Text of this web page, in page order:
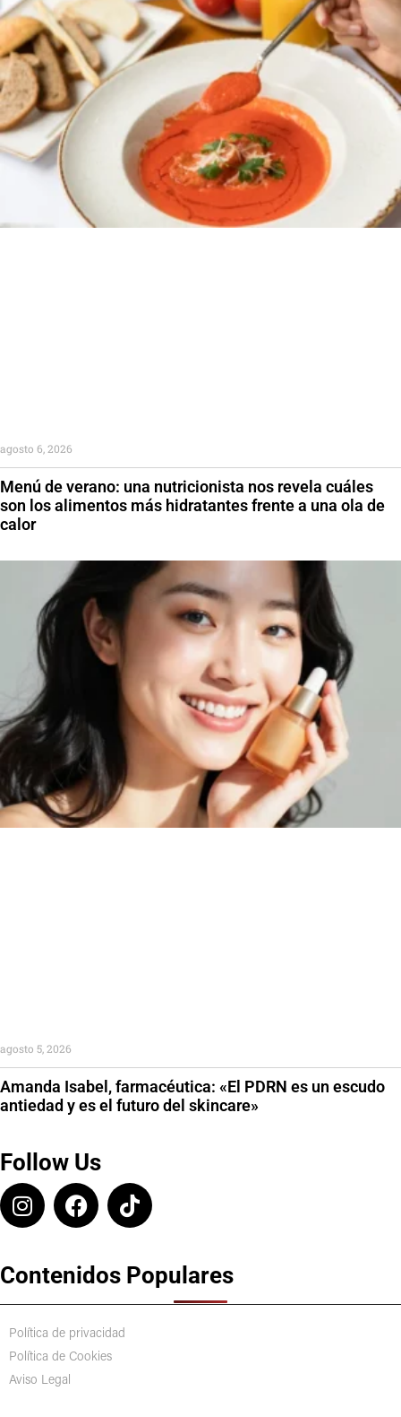
Menú de verano: una nutricionista nos revela cuáles
son los alimentos más hidratantes frente a una ola de
calor
agosto 6, 2026
Amanda Isabel, farmacéutica: «El PDRN es un escudo
antiedad y es el futuro del skincare»
agosto 5, 2026
Follow Us
Contenidos Populares
Política de privacidad
Política de Cookies
Aviso Legal